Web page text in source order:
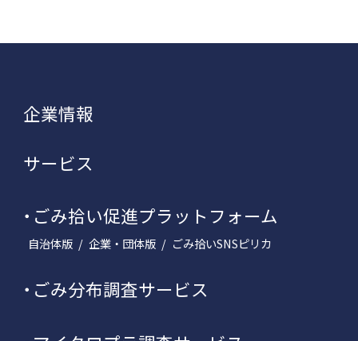
企業情報
サービス
ごみ拾い促進プラットフォーム
自治体版 企業・団体版 ごみ拾いSNSピリカ
ごみ分布調査サービス